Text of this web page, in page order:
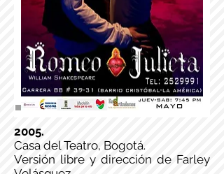
2005.
Casa del Teatro, Bogotá.
Versión libre y dirección de Farley